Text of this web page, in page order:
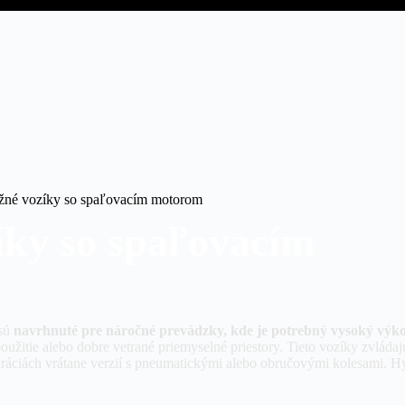
vozíky so spaľovacím motorom
navrhnuté pre náročné prevádzky, kde je potrebný vysoký
alebo dobre vetrané priemyselné priestory. Tieto vozíky
vrátane verzií s pneumatickými alebo obručovými kolesami.